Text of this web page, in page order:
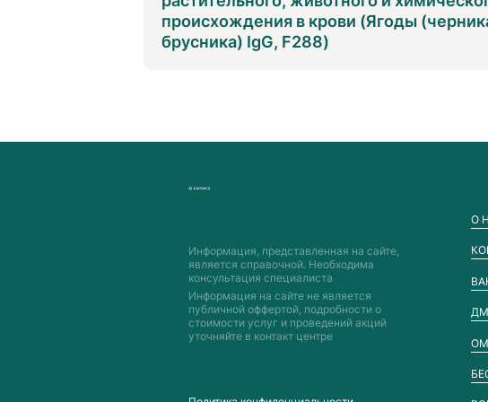
происхождения в крови (Ягоды
брусника) IgG, F288)
Информация, представленная на сайте,
является справочной. Необходима
консультация специалиста
Информация на сайте не является
публичной оффертой, подробности о
стоимости услуг и проведений акций
уточняйте в контакт центре
О